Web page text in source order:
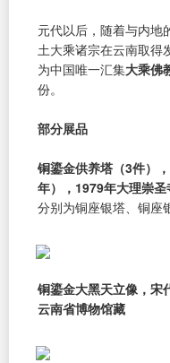
元代以后，随着与内地
土大乘诸宗在云南取得
为中国唯一汇集大乘佛
份。
部分展品
铜鎏金供养塔（3件）
年），1979年大理崇
分别为铜座银塔、铜座
铜鎏金大黑天立像，宋
云南省博物馆藏